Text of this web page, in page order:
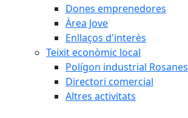
Dones emprenedores
Àrea Jove
Enllaços d'interès
Teixit econòmic local
Polígon industrial Rosanes
Directori comercial
Altres activitats